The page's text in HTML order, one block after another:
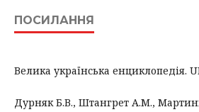
ПОСИЛАННЯ
Велика українська енциклопедія.
Дурняк Б.В., Штангрет А.М.,